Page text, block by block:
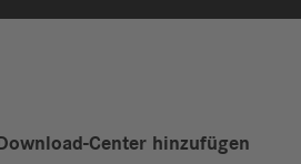
Center hinzufügen